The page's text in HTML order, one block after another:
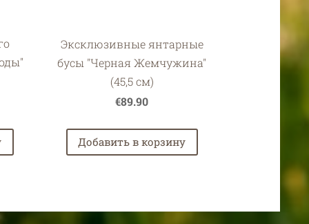
Эксклюзивные янтарные
бусы "Черная Жемчужина"
(45,5 см)
€89.90
Добавить в корзину